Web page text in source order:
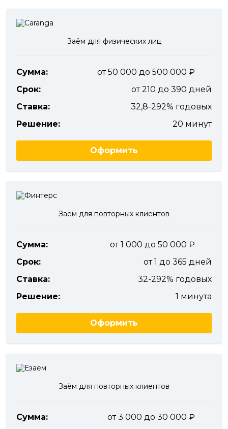
Заём для физических лиц
Сумма:
от 50 000 до 500 000
Срок:
от 210 до 390 дней
Ставка:
32,8-292% годовых
Решение:
20 минут
Оформить
Заём для повторных клиентов
Сумма:
от 1 000 до 50 000
Срок:
от 1 до 365 дней
Ставка:
32-292% годовых
Решение:
1 минута
Оформить
Заём для повторных клиентов
Сумма:
от 3 000 до 30 000